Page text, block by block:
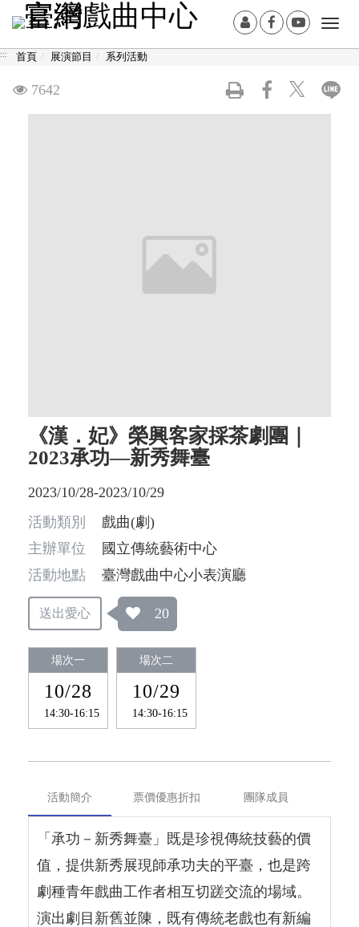
到
主
內
會
入
Facebook[另
視
窗]
窗]
::: 首頁 展演節目 系列活動
觀7642
《漢．妃》榮興客家採茶劇團｜
2023承功—新秀舞臺
2023/10/28-2023/10/29
活動類別
戲曲(劇)
主辦單位
國立傳統藝術中心
活動地點
臺灣戲曲中心小表演廳
送出愛心 20
場次一
10/28
14:30-16:15
場次二
10/29
14:30-16:15
活動簡介 票價優惠折扣 團隊成員
「承功－新秀舞臺」既是珍視傳統技藝的價
值，提供新秀展現師承功夫的平臺，也是跨
劇種青年戲曲工作者相互切蹉交流的場域。
演出劇目新舊並陳，既有傳統老戲也有新編